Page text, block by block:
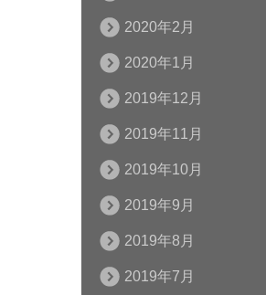
2020年2月
2020年1月
2019年12月
2019年11月
2019年10月
2019年9月
2019年8月
2019年7月